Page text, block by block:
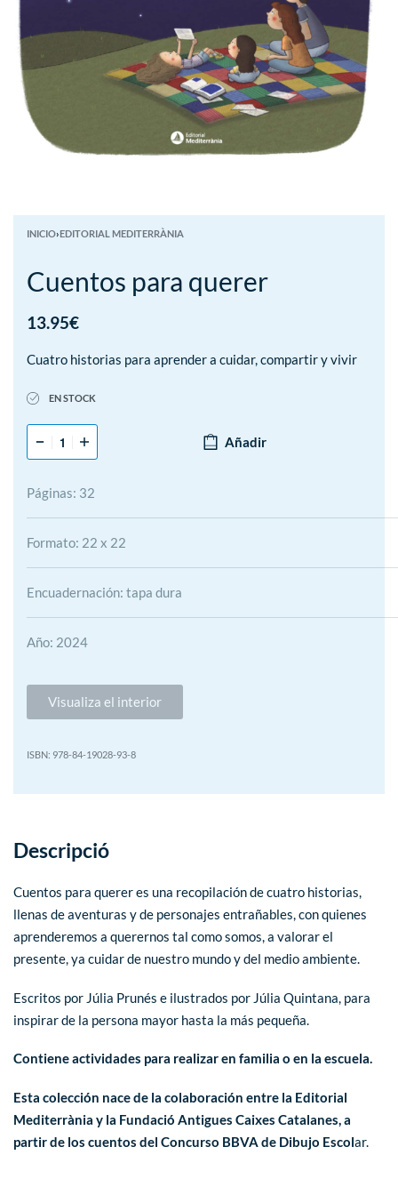
INICIO›EDITORIAL MEDITERRÀNIA
Cuentos para querer
13.95€
Cuatro historias para aprender a cuidar, compartir y vivir
EN STOCK
Añadir
Páginas: 32
Formato: 22 x 22
Encuadernación: tapa dura
Año: 2024
Visualiza el interior
978-84-19028-93-8
Descripció
Cuentos para querer es una recopilación de cuatro historias,
llenas de aventuras y de personajes entrañables, con quienes
aprenderemos a querernos tal como somos, a valorar el
presente, ya cuidar de nuestro mundo y del medio ambiente.
Escritos por Júlia Prunés e ilustrados por Júlia Quintana, para
inspirar de la persona mayor hasta la más pequeña.
Contiene actividades para realizar en familia o en la escuela.
Esta colección nace de la colaboración entre la Editorial
Mediterrània y la Fundació Antigues Caixes Catalanes, a
partir de los cuentos del Concurso BBVA de Dibujo Escolar.